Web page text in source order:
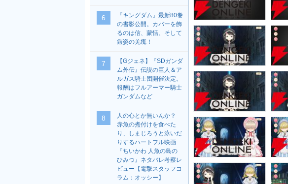
6
『キングダム』最新80巻
の書影公開。カバーを飾
るのは信、蒙恬、そして
鎧姿の羌瘣！
7
【Gジェネ】『SDガンダ
ム外伝』伝説の巨人＆ア
ルガス騎士団開催決定。
報酬はフルアーマー騎士
ガンダムなど
8
人の心とか無いんか？
赤魚の煮付けを食べた
り、しまじろうと泳いだ
りするハートフル映画
『ちいかわ 人魚の島の
ひみつ』ネタバレ考察レ
ビュー【電撃スタッフコ
ラム：オッシー】